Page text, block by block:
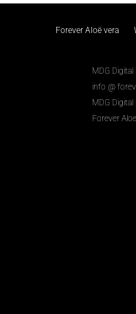
Forever Aloë vera
MDG
info @
MDG Digital
Forever